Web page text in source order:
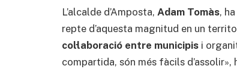
L’alcalde d’Amposta, Adam Tomàs,
repte d’aquesta magnitud en un
col·laboració entre municipis i
compartida, són més fàcils d’assolir»,